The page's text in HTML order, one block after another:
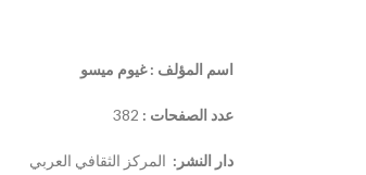
اسم المؤلف : غيوم ميسو
عدد الصفحات :
دار النشر: المركز الثقافي العربي